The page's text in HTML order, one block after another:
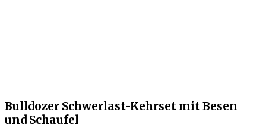
Bulldozer Schwerlast-Kehrset mit Besen
und Schaufel